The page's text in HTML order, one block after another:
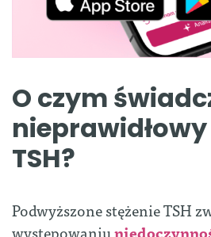
O czym
TSH?
Podwyższone stężenie TSH